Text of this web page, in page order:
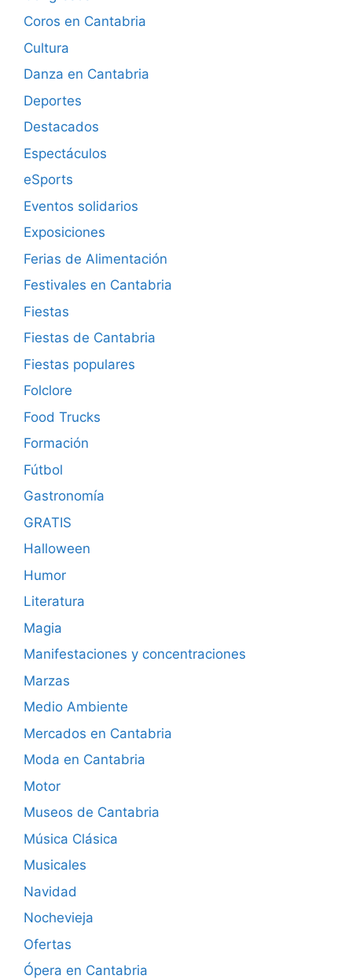
Coros en Cantabria
Cultura
Danza en Cantabria
Deportes
Destacados
Espectáculos
eSports
Eventos solidarios
Exposiciones
Ferias de Alimentación
Festivales en Cantabria
Fiestas
Fiestas de Cantabria
Fiestas populares
Folclore
Food Trucks
Formación
Fútbol
Gastronomía
GRATIS
Halloween
Humor
Literatura
Magia
Manifestaciones y concentraciones
Marzas
Medio Ambiente
Mercados en Cantabria
Moda en Cantabria
Motor
Museos de Cantabria
Música Clásica
Musicales
Navidad
Nochevieja
Ofertas
Ópera en Cantabria